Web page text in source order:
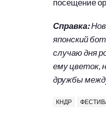
посещение
Справка:
японский
случаю дня
ему цветок,
дружбы
КНДР